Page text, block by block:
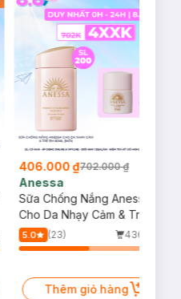
406.000 ₫702.000 ₫
Anessa
Sữa Chống Nắng Anessa
Cho Da Nhạy Cảm & Trẻ Em
60ml (Mới)
5.0 (23)
436/tháng
Thêm giỏ hàng